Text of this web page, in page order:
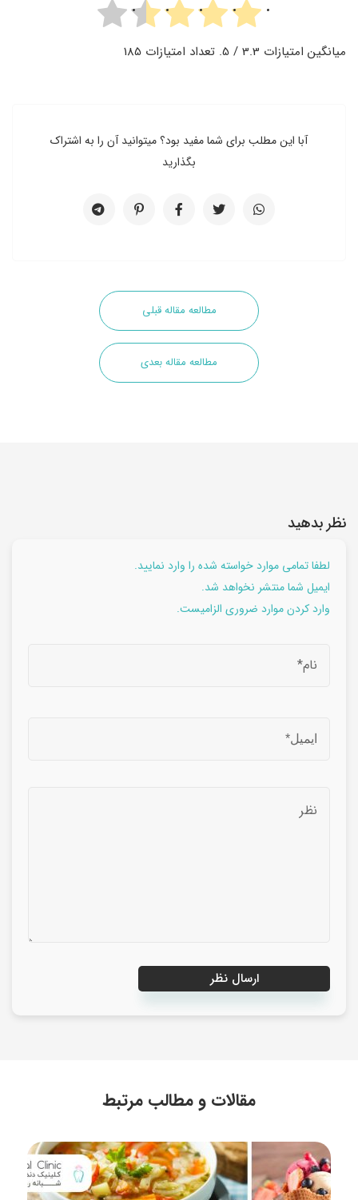
میانگین امتیازات 3.3 / 5. تعداد امتیازات 185
آبا این مطلب برای شما مفید بود؟ میتوانید آن را به اشتراک
بگذارید
مطالعه مقاله قبلی
مطالعه مقاله بعدی
نظر بدهید
لطفا تمامی موارد خواسته شده را وارد نمایید.
ایمیل شما منتشر نخواهد شد.
وارد کردن موارد ضروری الزامیست.
مقالات و مطالب مرتبط